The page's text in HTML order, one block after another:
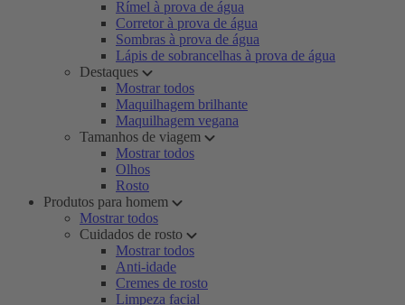
Rímel à prova de água
Corretor à prova de água
Sombras à prova de água
Lápis de sobrancelhas à prova de água
Destaques
Mostrar todos
Maquilhagem brilhante
Maquilhagem vegana
Tamanhos de viagem
Mostrar todos
Olhos
Rosto
Produtos para homem
Mostrar todos
Cuidados de rosto
Mostrar todos
Anti-idade
Cremes de rosto
Limpeza facial